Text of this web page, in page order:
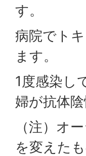
す。
病院でト
ます。
1度感染し
婦が抗体
（注）オ
を変えた